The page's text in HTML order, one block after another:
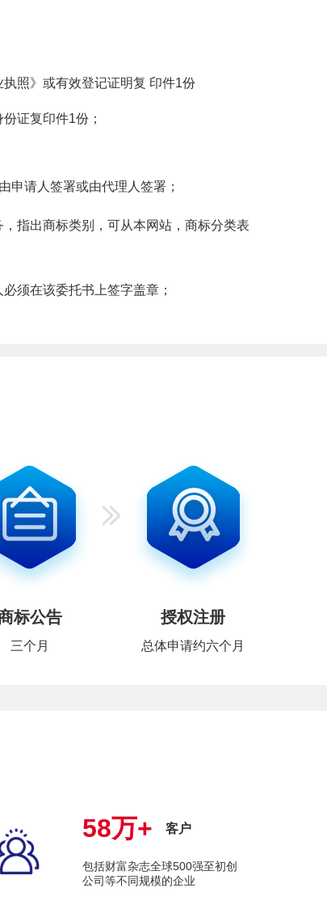
照》或有效登记证明复 印件1份
证复印件1份；
申请人签署或由代理人签署；
指出商标类别，可从本网站，商标分类表
须在该委托书上签字盖章；
标公告
三个月
授权注册
总体申请约六个月
58万+ 客户
包括财富杂志全球500强至初创
公司等不同规模的企业